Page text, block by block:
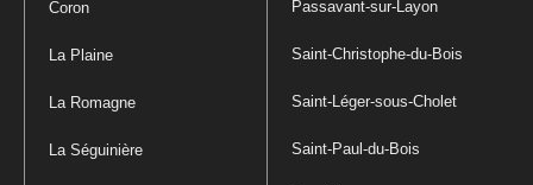
Coron
La Plaine
La Romagne
La Séguinière
Passavant-sur-Layon
Saint-Christophe-du-Bois
Saint-Léger-sous-Cholet
Saint-Paul-du-Bois